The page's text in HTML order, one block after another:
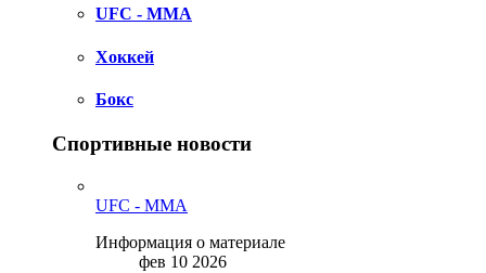
UFC - MMA
Хоккей
Бокс
Спортивные новости
UFC - MMA
Информация о материале
фев 10 2026